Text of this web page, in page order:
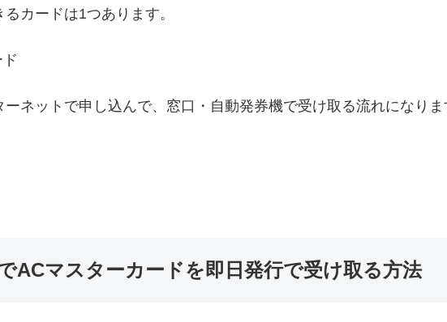
カードは1つあります。
ネットで申し込んで、窓口・自動発券機で受け取る流れになり
ACマスターカードを即日発行で受け取る方法